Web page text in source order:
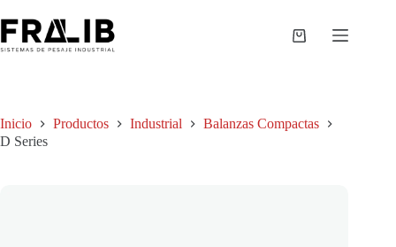
al
contenido
Shopping
Inicio Productos Industrial
Balanzas Compactas
D Series